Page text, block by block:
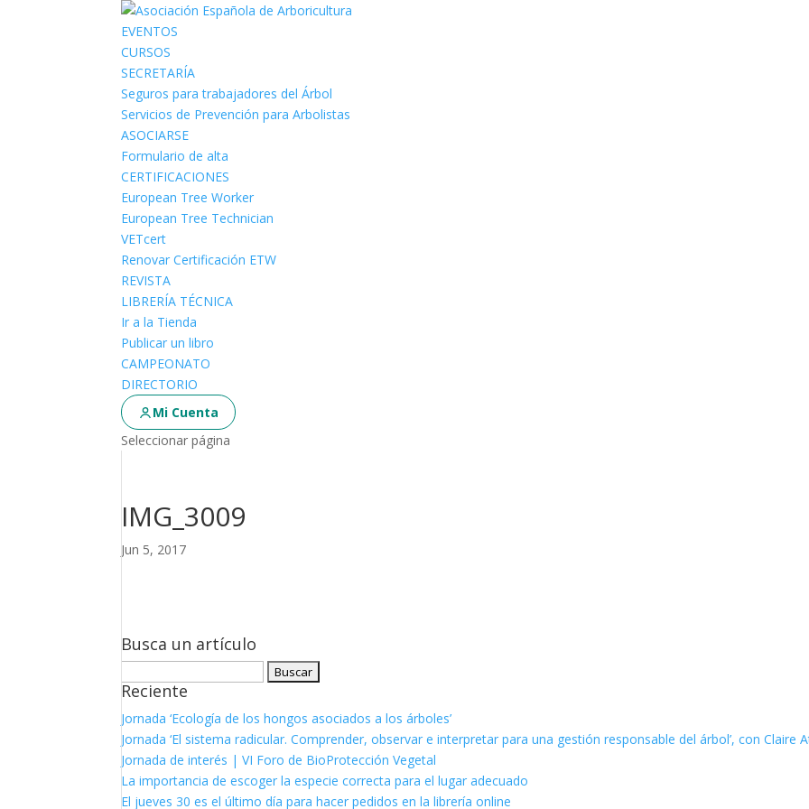
EVENTOS
CURSOS
SECRETARÍA
Seguros para trabajadores del Árbol
Servicios de Prevención para Arbolistas
ASOCIARSE
Formulario de alta
CERTIFICACIONES
European Tree Worker
European Tree Technician
VETcert
Renovar Certificación ETW
REVISTA
LIBRERÍA TÉCNICA
Ir a la Tienda
Publicar un libro
CAMPEONATO
DIRECTORIO
Mi Cuenta
Seleccionar página
IMG_3009
Jun 5, 2017
Busca un artículo
Reciente
Jornada ‘Ecología de los hongos asociados a los árboles’
Jornada ‘El sistema radicular. Comprender, observar e interpretar para una gestión responsable del árbol’, con Claire
Jornada de interés | VI Foro de BioProtección Vegetal
La importancia de escoger la especie correcta para el lugar adecuado
El jueves 30 es el último día para hacer pedidos en la librería online